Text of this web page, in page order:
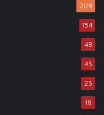
208
154
48
43
23
18